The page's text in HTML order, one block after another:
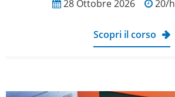
28 Ottobre 2026 20/h
Scopri il corso